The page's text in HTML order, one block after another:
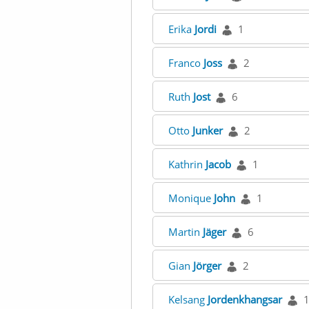
Erika Jordi 1
Franco Joss 2
Ruth Jost 6
Otto Junker 2
Kathrin Jacob 1
Monique John 1
Martin Jäger 6
Gian Jörger 2
Kelsang Jordenkhangsar 1